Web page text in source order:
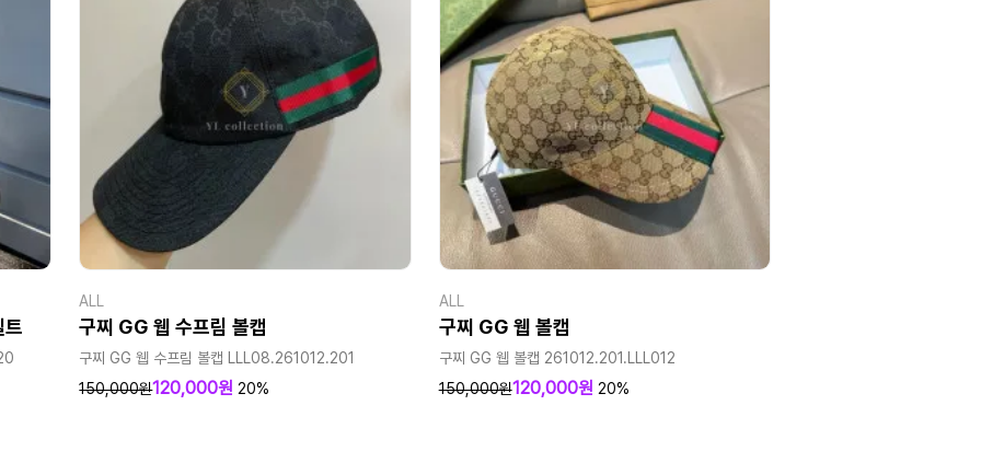
트
ALL
구찌 GG 웹 수프림 볼캡
구찌 GG 웹 수프림 볼캡 LLL08.261012.201
150,000원120,000원 20%
ALL
구찌 GG 웹 볼캡
구찌 GG 웹 볼캡 261012.201.LLL012
150,000원120,000원 20%